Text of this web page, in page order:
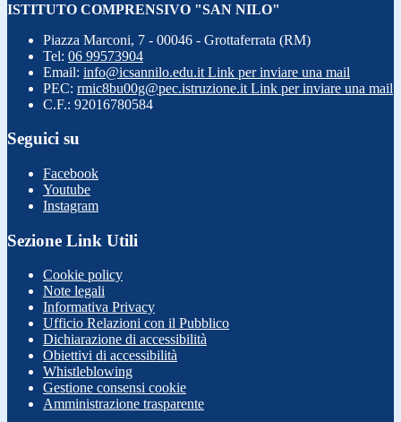
ISTITUTO COMPRENSIVO "SAN NILO"
Piazza Marconi, 7 - 00046 - Grottaferrata (RM)
Tel: 06 99573904
Email: info@icsannilo.edu.it Link per inviare una mail
PEC: rmic8bu00g@pec.istruzione.it Link per inviare una mail
C.F.: 92016780584
Seguici su
Facebook
Youtube
Instagram
Sezione Link Utili
Cookie policy
Note legali
Informativa Privacy
Ufficio Relazioni con il Pubblico
Dichiarazione di accessibilità
Obiettivi di accessibilità
Whistleblowing
Gestione consensi cookie
Amministrazione trasparente